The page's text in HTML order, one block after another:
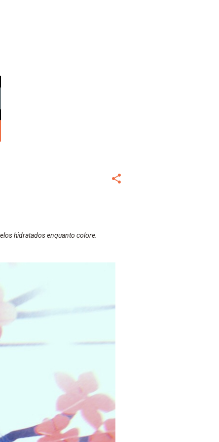
hidratados enquanto colore.